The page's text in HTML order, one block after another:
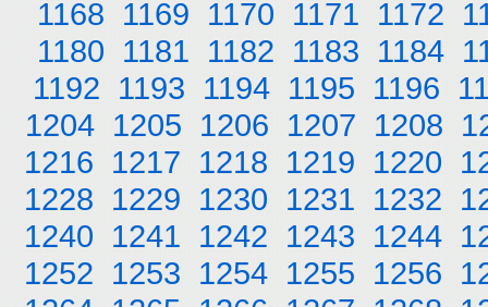
1168 1169 1170 1171 1172
1180 1181 1182 1183 1184
1192 1193 1194 1195 1196
1204 1205 1206 1207 1208
1216 1217 1218 1219 1220
1228 1229 1230 1231 1232
1240 1241 1242 1243 1244
1252 1253 1254 1255 1256